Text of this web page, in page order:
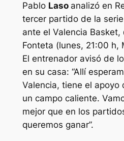
Pablo Laso analizó en
tercer partido de la
ante el Valencia Basket,
Fonteta (lunes, 21:00 h,
El entrenador avisó de
en su casa: “Allí
Valencia, tiene el apoyo
un campo caliente.
mejor que en los
queremos ganar”.